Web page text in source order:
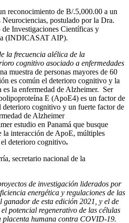
reconocimiento de B/.5,000.00 a un
postulado por la Dra.
Investigaciones Científicas y
(INDICASAT AIP).
la frecuencia alélica de la
cognitivo asociado a enfermedades
muestra de personas mayores de 60
es común el deterioro cognitivo y la
es la enfermedad de Alzheimer. Ser
E (ApoE4) es un factor de
deterioro cognitivo y un fuerte factor de
de Alzheimer
estudio en Panamá que busque
la interacción de ApoE, múltiples
deterioro cognitivo.
secretario nacional de la
de investigación liderados por
iciencia energética y regulaciones de las
ganador de esta edición 2021, y el de
potencial regenerativo de las células
placenta humana contra COVID-19.